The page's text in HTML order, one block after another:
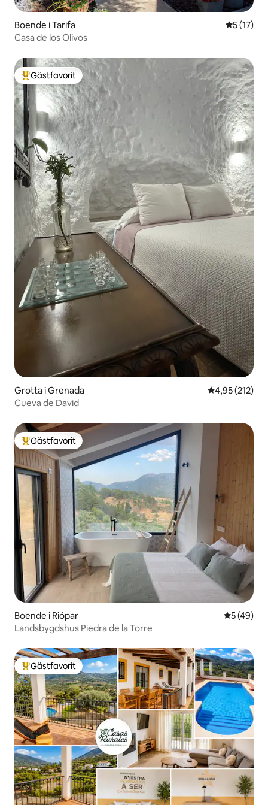
Boende i Tarifa 5 av 5 i
5 (17)
Casa de los Olivos
Populär gästfavorit
Gästfavorit
Grotta i Grenada 4,95 av 5 i
4,95 (212)
Cueva de David
Populär gästfavorit
Gästfavorit
Boende i Riópar 5 av 5 i
5 (49)
Landsbygdshus Piedra de la Torre
Populär gästfavorit
Gästfavorit